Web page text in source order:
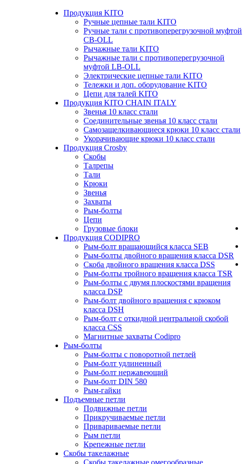
Продукция KITO
Ручные цепные тали KITO
Ручные тали с противоперегрузочной муфтой
СВ-OLL
Рычажные тали KITO
Рычажные тали с противоперегрузочной
муфтой LB-OLL
Электрические цепные тали KITO
Тележки и доп. оборудование KITO
Цепи для талей KITO
Продукция KITO CHAIN ITALY
Звенья 10 класс стали
Соединительные звенья 10 класс стали
Самозащелкивающиеся крюки 10 класс стали
Укорачивающие крюки 10 класс стали
Продукция Crosby
Скобы
Талрепы
Тали
Крюки
Звенья
Захваты
Рым-болты
Цепи
Грузовые блоки
Продукция CODIPRO
Рым-болт вращающийся класса SEB
Рым-болты двойного вращения класса DSR
Скоба двойного вращения класса DSS
Рым-болты тройного вращения класса TSR
Рым-болты с двумя плоскостями вращения
класса DSP
Рым-болт двойного вращения с крюком
класса DSH
Рым-болт с откидной центральной скобой
класса CSS
Магнитные захваты Codipro
Рым-болты
Рым-болты с поворотной петлей
Рым-болт удлиненный
Рым-болт нержавеющий
Рым-болт DIN 580
Рым-гайки
Подъемные петли
Подвижные петли
Прикручиваемые петли
Привариваемые петли
Рым петли
Крепежные петли
Скобы такелажные
Скобы такелажные омегообразные